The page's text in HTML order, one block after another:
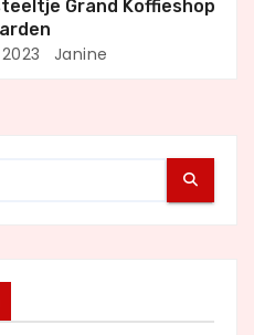
Grand Koffieshop
Janine